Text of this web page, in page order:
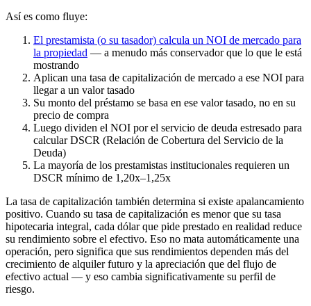
Así es como fluye:
El prestamista (o su tasador) calcula un NOI de mercado para
la propiedad — a menudo más conservador que lo que le está
mostrando
Aplican una tasa de capitalización de mercado a ese NOI para
llegar a un valor tasado
Su monto del préstamo se basa en ese valor tasado, no en su
precio de compra
Luego dividen el NOI por el servicio de deuda estresado para
calcular DSCR (Relación de Cobertura del Servicio de la
Deuda)
La mayoría de los prestamistas institucionales requieren un
DSCR mínimo de 1,20x–1,25x
La tasa de capitalización también determina si existe apalancamiento
positivo. Cuando su tasa de capitalización es menor que su tasa
hipotecaria integral, cada dólar que pide prestado en realidad reduce
su rendimiento sobre el efectivo. Eso no mata automáticamente una
operación, pero significa que sus rendimientos dependen más del
crecimiento de alquiler futuro y la apreciación que del flujo de
efectivo actual — y eso cambia significativamente su perfil de
riesgo.